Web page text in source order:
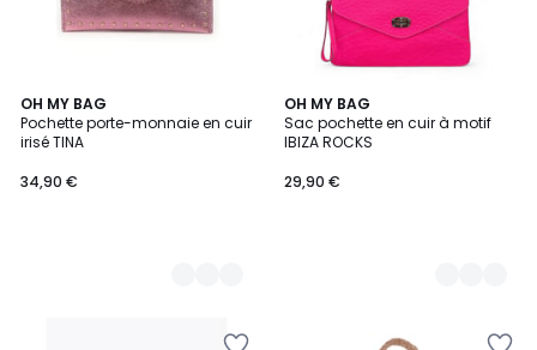
OH MY BAG
Pochette porte-monnaie en cuir
irisé TINA
34,90 €
12
Couleurs
OH MY BAG
Sac pochette en cuir à motif
IBIZA ROCKS
29,90 €
6
Couleurs